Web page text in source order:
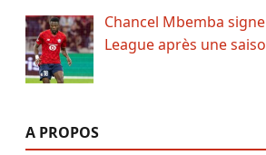
Chancel Mbemba
League après une
A PROPOS